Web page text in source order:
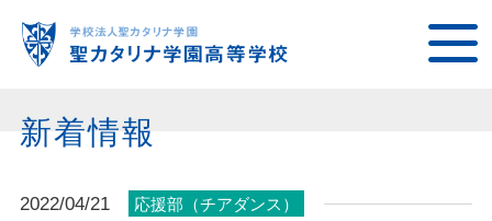
新着情報
2022/04/21 応援部（チアダンス）